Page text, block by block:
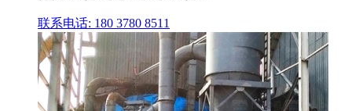
联系电话: 180 3780 8511